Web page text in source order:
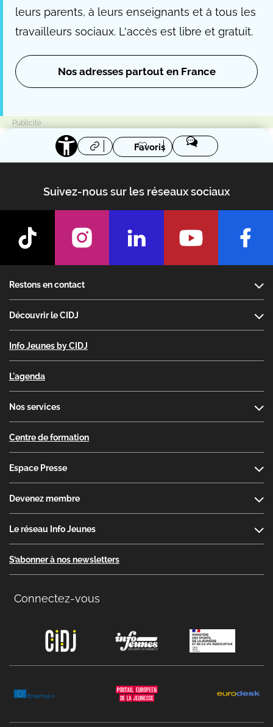
leurs parents, à leurs enseignants et à tous les
travailleurs sociaux. L'accès est libre et gratuit.
Nos adresses partout en France
Favoris
Suivez-nous sur les réseaux sociaux
Restons en contact
Découvrir le CIDJ
Info Jeunes by CIDJ
L'agenda
Nos services
Centre de formation
Espace Presse
Devenez membre
Le réseau Info Jeunes
S’abonner à nos newsletters
Connectez-vous